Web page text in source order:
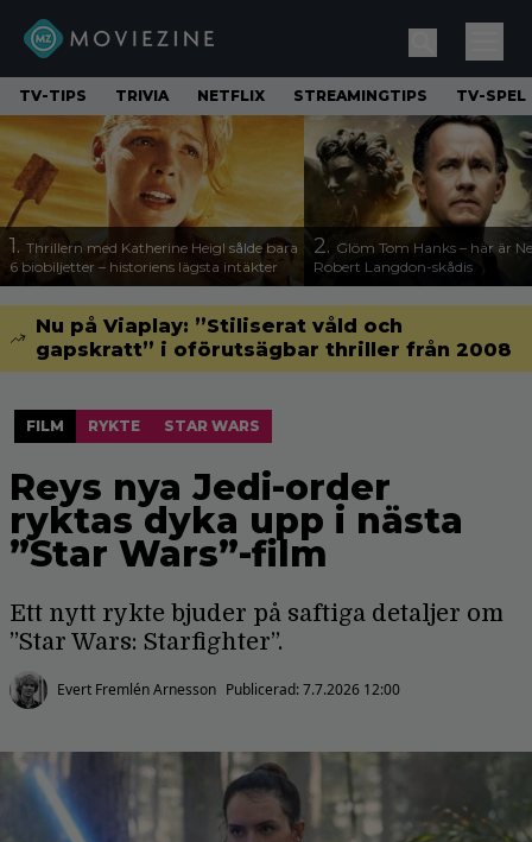
TV-TIPS TRIVIA NETFLIX STREAMINGTIPS TV-SPEL
1. Thrillern med Katherine Heigl sålde bara
6 biobiljetter – historiens lägsta intäkter
2. Glöm Tom Hanks – här är
Robert Langdon-skådis
Nu på Viaplay: ”Stiliserat våld och
gapskratt” i oförutsägbar thriller från 2008
FILM RYKTE STAR WARS
Reys nya Jedi-order
ryktas dyka upp i nästa
”Star Wars”-film
Ett nytt rykte bjuder på saftiga detaljer om
”Star Wars: Starfighter”.
Evert Fremlén Arnesson Publicerad:7.7.2026 12:00